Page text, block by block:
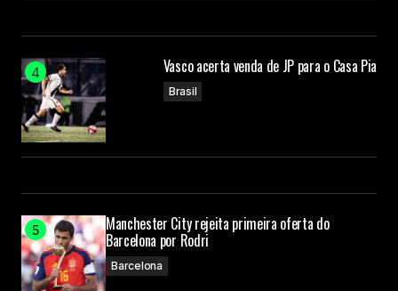
Vasco acerta venda de JP para o Casa Pia
Brasil
Manchester City rejeita primeira oferta do
Barcelona por Rodri
Barcelona